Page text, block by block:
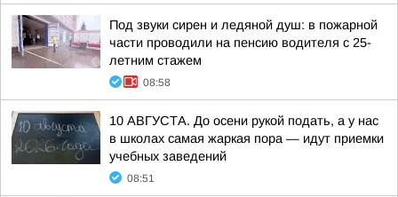
Под звуки сирен и ледяной душ: в пожарной
части проводили на пенсию водителя с 25-
летним стажем
08:58
10 АВГУСТА. До осени рукой подать, а у нас
в школах самая жаркая пора — идут приемки
учебных заведений
08:51